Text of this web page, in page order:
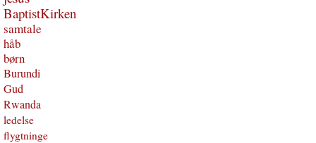
BaptistKirken
samtale
håb
børn
Burundi
Gud
Rwanda
ledelse
flygtninge